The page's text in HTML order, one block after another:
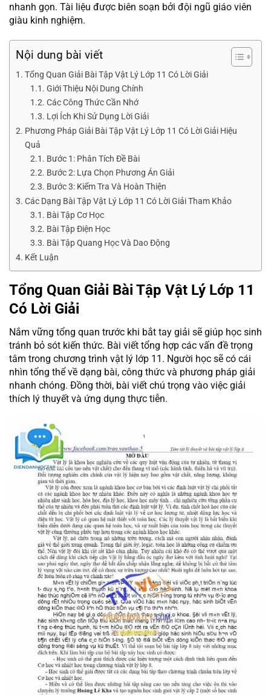
nhanh gọn. Tài liệu được biên soạn bởi đội ngũ giáo viên
giàu kinh nghiệm.
Nội dung bài viết
Tổng Quan Giải Bài Tập Vật Lý Lớp 11 Có Lời Giải
Giới Thiệu Nội Dung Chính
Các Công Thức Cần Nhớ
Lợi Ích Khi Sử Dụng Lời Giải
Phương Pháp Giải Bài Tập Vật Lý Lớp 11 Có Lời Giải Hiệu
Quả
Bước 1: Phân Tích Đề Bài
Bước 2: Lựa Chọn Phương Án Giải
Bước 3: Kiểm Tra Và Hoàn Thiện
Các Dạng Bài Tập Vật Lý Lớp 11 Có Lời Giải Tham Khảo
Bài Tập Cơ Học
Bài Tập Điện Học
Bài Tập Quang Học Và Dao Động
Kết Luận
Tổng Quan Giải Bài Tập Vật Lý Lớp 11
Có Lời Giải
Nắm vững tổng quan trước khi bắt tay giải sẽ giúp học sinh
tránh bỏ sót kiến thức. Bài viết tổng hợp các vấn đề trọng
tâm trong chương trình vật lý lớp 11. Người học sẽ có cái
nhìn tổng thể về dạng bài, công thức và phương pháp giải
nhanh chóng. Đồng thời, bài viết chú trọng vào việc giải
thích lý thuyết và ứng dụng thực tiễn.